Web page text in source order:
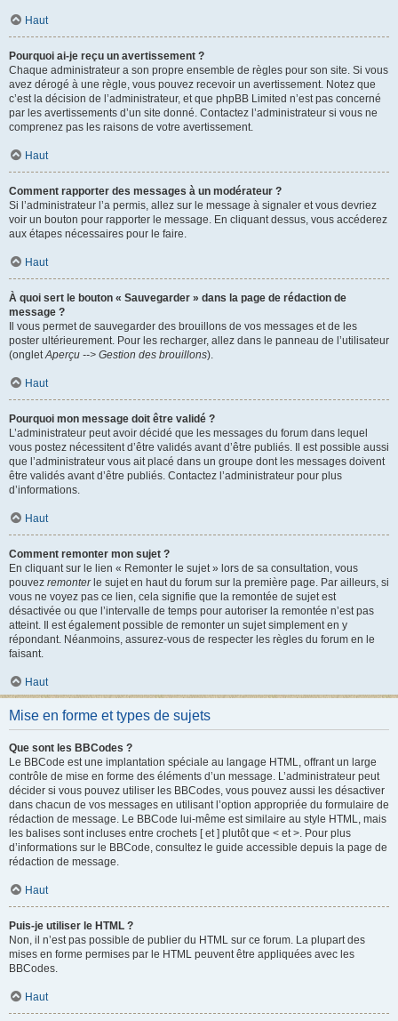
Haut
Pourquoi ai-je reçu un avertissement ?
Chaque administrateur a son propre ensemble de règles pour son site. Si vous
avez dérogé à une règle, vous pouvez recevoir un avertissement. Notez que
c’est la décision de l’administrateur, et que phpBB Limited n’est pas concerné
par les avertissements d’un site donné. Contactez l’administrateur si vous ne
comprenez pas les raisons de votre avertissement.
Haut
Comment rapporter des messages à un modérateur ?
Si l’administrateur l’a permis, allez sur le message à signaler et vous devriez
voir un bouton pour rapporter le message. En cliquant dessus, vous accéderez
aux étapes nécessaires pour le faire.
Haut
À quoi sert le bouton « Sauvegarder » dans la page de rédaction de
message ?
Il vous permet de sauvegarder des brouillons de vos messages et de les
poster ultérieurement. Pour les recharger, allez dans le panneau de l’utilisateur
(onglet Aperçu --> Gestion des brouillons).
Haut
Pourquoi mon message doit être validé ?
L’administrateur peut avoir décidé que les messages du forum dans lequel
vous postez nécessitent d’être validés avant d’être publiés. Il est possible aussi
que l’administrateur vous ait placé dans un groupe dont les messages doivent
être validés avant d’être publiés. Contactez l’administrateur pour plus
d’informations.
Haut
Comment remonter mon sujet ?
En cliquant sur le lien « Remonter le sujet » lors de sa consultation, vous
pouvez remonterle sujet en haut du forum sur la première page. Par ailleurs, si
vous ne voyez pas ce lien, cela signifie que la remontée de sujet est
désactivée ou que l’intervalle de temps pour autoriser la remontée n’est pas
atteint. Il est également possible de remonter un sujet simplement en y
répondant. Néanmoins, assurez-vous de respecter les règles du forum en le
faisant.
Haut
Mise en forme et types de sujets
Que sont les BBCodes ?
Le BBCode est une implantation spéciale au langage HTML, offrant un large
contrôle de mise en forme des éléments d’un message. L’administrateur peut
décider si vous pouvez utiliser les BBCodes, vous pouvez aussi les désactiver
dans chacun de vos messages en utilisant l’option appropriée du formulaire de
rédaction de message. Le BBCode lui-même est similaire au style HTML, mais
les balises sont incluses entre crochets [ et ] plutôt que < et >. Pour plus
d’informations sur le BBCode, consultez le guide accessible depuis la page de
rédaction de message.
Haut
Puis-je utiliser le HTML ?
Non, il n’est pas possible de publier du HTML sur ce forum. La plupart des
mises en forme permises par le HTML peuvent être appliquées avec les
BBCodes.
Haut